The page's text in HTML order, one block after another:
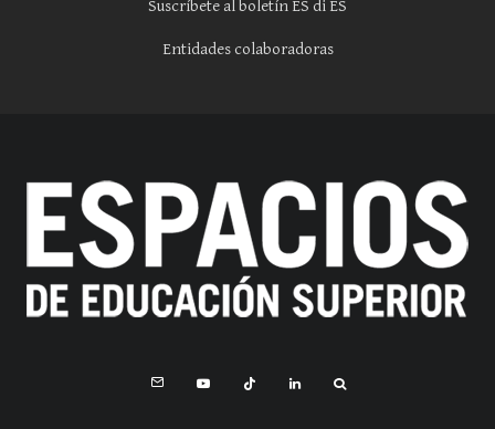
Suscríbete al boletín ES di ES
Entidades colaboradoras